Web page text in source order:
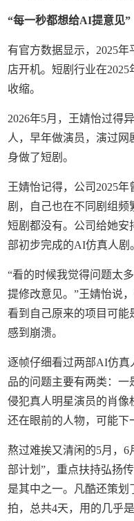
“每一秒都想给AI提意见”
有官方数据显示，2025
店开机。短剧行业在
收缩。
2026年5月，王婧怡过得
人，早年做演员，演过
身做了短剧。
王婧怡记得，公司2025
剧，自己也在不同剧组频
短剧都没有。公司给她安
部初步完成的AI仿真人剧
“看的时候我觉得问题太
提修改意见。”王婧怡说
看到自己原来的项目可
感到崩溃。
逐帧仔细看过两部AI仿真
品的问题主要有两类：
侵犯真人明星演员的肖像
还在眼前的人物，可能下
熬过难挨又清闲的5月，
部计划”，重点扶持弘扬
是其中之一。凡酷还策划
拍，总共4天，用的几乎